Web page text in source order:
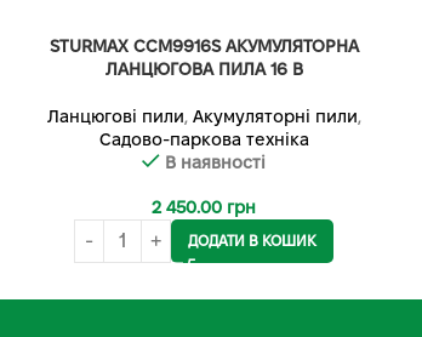
STURMAX CCM9916S АКУМУЛЯТОРНА
ЛАНЦЮГОВА ПИЛА 16 В
Ланцюгові пили, Акумуляторні пили,
Садово-паркова техніка
В наявності
2 450.00 грн
ДОДАТИ В КОШИК